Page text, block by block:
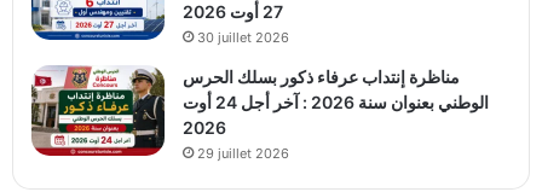
27 أوت 2026
30 juillet 2026
مناظرة إنتداب عرفاء ذكور بسلك الحرس
الوطني بعنوان سنة 2026 : آخر أجل 24 أوت
2026
29 juillet 2026